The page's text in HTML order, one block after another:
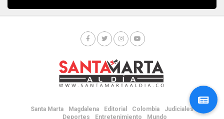
Santa Marta Magdalena Editorial Colombia
Judiciales
Deportes
Entretenimiento Mundo